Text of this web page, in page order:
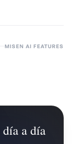
MISEN AI FEATURES
a día